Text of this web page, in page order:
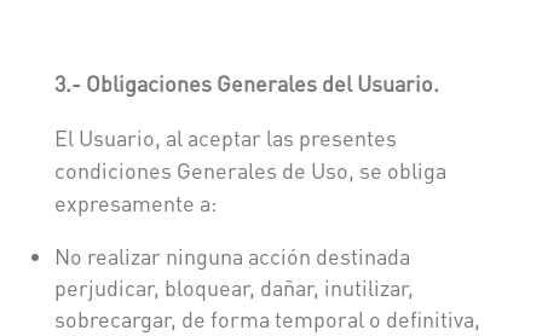
3.- Obligaciones Generales del Usuario.
El Usuario, al aceptar las presentes
condiciones Generales de Uso, se obliga
expresamente a:
No realizar ninguna acción destinada
perjudicar, bloquear, dañar, inutilizar,
sobrecargar, de forma temporal o definitiva,